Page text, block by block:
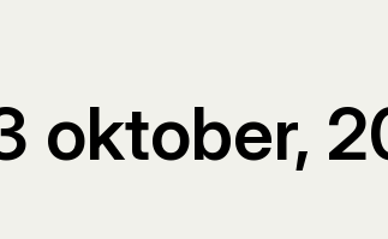
oktober,